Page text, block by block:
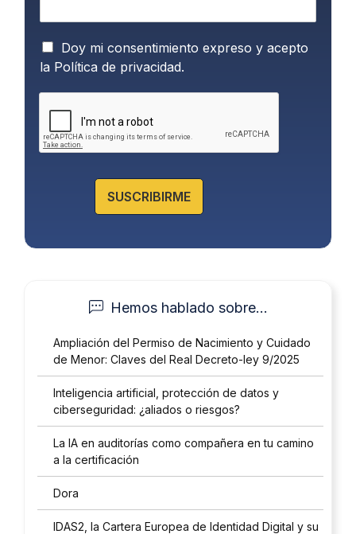
P
o
í
c
a
v
Doy mi consentimiento expreso y acepto
la Política de privacidad.
SUSCRIBIRME
Hemos hablado sobre...
Ampliación del Permiso de Nacimiento y Cuidado
de Menor: Claves del Real Decreto-ley 9/2025
Inteligencia artificial, protección de datos y
ciberseguridad: ¿aliados o riesgos?
La IA en auditorías como compañera en tu camino
a la certificación
Dora
IDAS2, la Cartera Europea de Identidad Digital y su